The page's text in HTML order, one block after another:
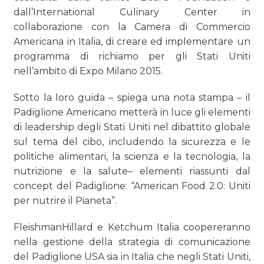
CASE HISTORY
OPINIONI
dall’International Culinary Center in
collaborazione con la Camera di Commercio
Americana in Italia, di creare ed implementare un
programma di richiamo per gli Stati Uniti
nell’ambito di Expo Milano 2015.
Sotto la loro guida – spiega una nota stampa – il
Padiglione Americano metterà in luce gli elementi
di leadership degli Stati Uniti nel dibattito globale
sul tema del cibo, includendo la sicurezza e le
politiche alimentari, la scienza e la tecnologia, la
nutrizione e la salute– elementi riassunti dal
concept del Padiglione: “American Food 2.0: Uniti
per nutrire il Pianeta”.
FleishmanHillard e Ketchum Italia coopereranno
nella gestione della strategia di comunicazione
del Padiglione USA sia in Italia che negli Stati Uniti,